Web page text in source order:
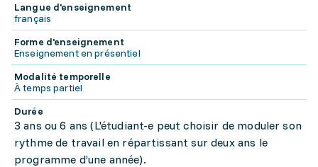
Langue d'enseignement
français
Forme d'enseignement
Enseignement en présentiel
Modalité temporelle
À temps partiel
Durée
3 ans ou 6 ans (L'étudiant-e peut choisir de moduler son
rythme de travail en répartissant sur deux ans le
programme d’une année).